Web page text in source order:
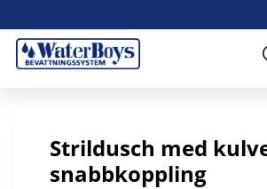
Strildusch 40 cm, kulventil, snabb+stril
Strildusch med
snabbkoppling